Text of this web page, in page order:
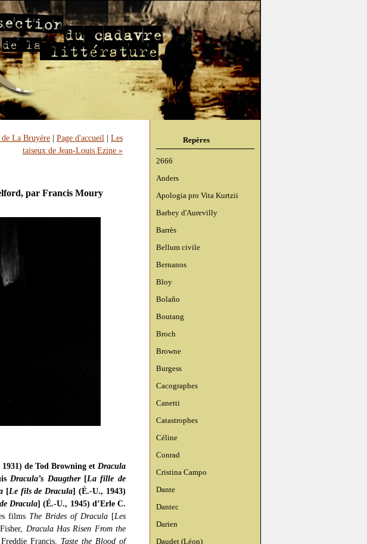
Repères
2666
Anders
Apologia pro Vita Kurtzii
Barbey d'Aurevilly
Barrès
Bellum civile
Bernanos
Bloy
Bolaño
Boutang
Broch
Browne
Burgess
Cacographes
Canetti
Catastrophes
Céline
Conrad
Cristina Campo
Dante
Dantec
Darien
Daudet (Léon)
La Bruyère| Page d'accueil | Les
taiseux de Jean-Louis Ezine »
par Francis Moury
de Tod Browning et Dracula
Dracula’s Daugther[La fille de
[Le fils de Dracula] (É.-U., 1943)
Dracula] (É.-U., 1945) d’Erle C.
films The Brides of Dracula[Les
Dracula Has Risen From the
Francis, Taste the Blood of